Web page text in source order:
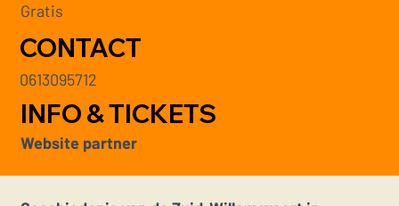
Gratis
CONTACT
0613095712
INFO & TICKETS
Website partner